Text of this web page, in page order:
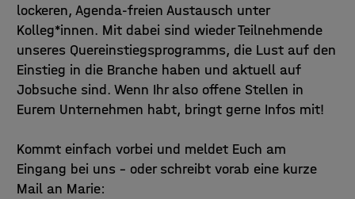
lockeren, Agenda-freien Austausch unter
Kolleg*innen. Mit dabei sind wieder Teilnehmende
unseres Quereinstiegsprogramms, die Lust auf den
Einstieg in die Branche haben und aktuell auf
Jobsuche sind. Wenn Ihr also offene Stellen in
Eurem Unternehmen habt, bringt gerne Infos mit!
Kommt einfach vorbei und meldet Euch am
Eingang bei uns – oder schreibt vorab eine kurze
Mail an Marie: